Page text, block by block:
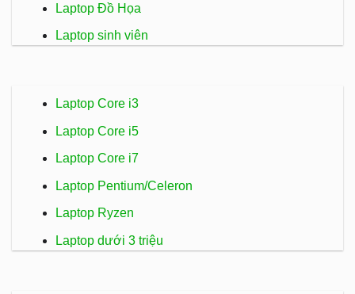
Laptop Đồ Họa
Laptop sinh viên
Laptop Core i3
Laptop Core i5
Laptop Core i7
Laptop Pentium/Celeron
Laptop Ryzen
Laptop dưới 3 triệu